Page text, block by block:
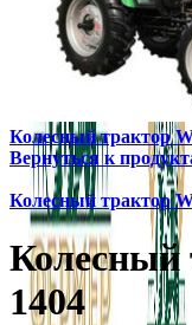
Колесный трактор
Вернуться к
Колесный трактор
Колесный
1404